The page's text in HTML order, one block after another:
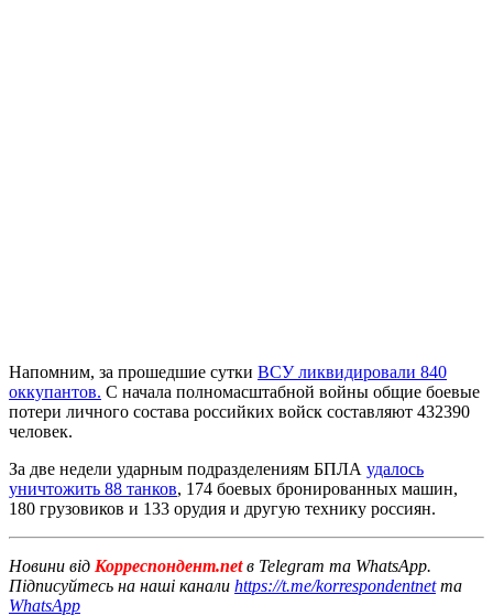
Напомним, за прошедшие сутки ВСУ ликвидировали 840
оккупантов. С начала полномасштабной войны общие боевые
потери личного состава российких войск составляют 432390
человек.
За две недели ударным подразделениям БПЛА удалось
уничтожить 88 танков, 174 боевых бронированных машин,
180 грузовиков и 133 орудия и другую технику россиян.
Новини від Корреспондент.netв Telegram та WhatsApp.
Підписуйтесь на наші канали https://t.me/korrespondentnetта
WhatsApp